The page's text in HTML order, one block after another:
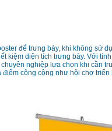
để trưng bày, khi không sử
kiệm diện tích trưng bày. Với
nghiệp lựa chọn khi cần
công cộng như hội chợ triển